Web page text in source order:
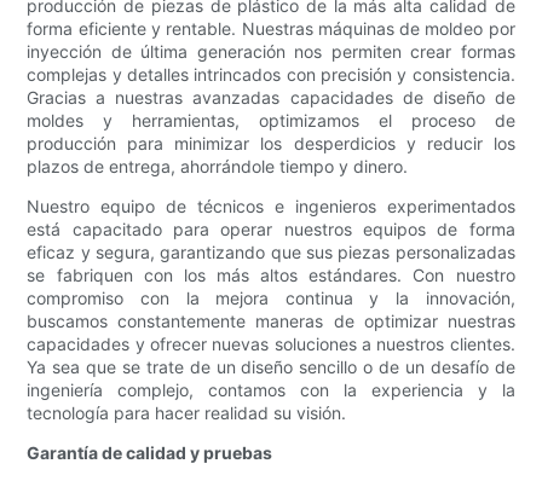
producción de piezas de plástico de la más alta calidad de
forma eficiente y rentable. Nuestras máquinas de moldeo por
inyección de última generación nos permiten crear formas
complejas y detalles intrincados con precisión y consistencia.
Gracias a nuestras avanzadas capacidades de diseño de
moldes y herramientas, optimizamos el proceso de
producción para minimizar los desperdicios y reducir los
plazos de entrega, ahorrándole tiempo y dinero.
Nuestro equipo de técnicos e ingenieros experimentados
está capacitado para operar nuestros equipos de forma
eficaz y segura, garantizando que sus piezas personalizadas
se fabriquen con los más altos estándares. Con nuestro
compromiso con la mejora continua y la innovación,
buscamos constantemente maneras de optimizar nuestras
capacidades y ofrecer nuevas soluciones a nuestros clientes.
Ya sea que se trate de un diseño sencillo o de un desafío de
ingeniería complejo, contamos con la experiencia y la
tecnología para hacer realidad su visión.
Garantía de calidad y pruebas